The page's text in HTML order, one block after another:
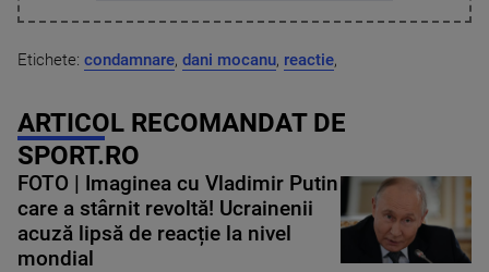
Etichete: condamnare, dani mocanu, reactie,
ARTICOL RECOMANDAT DE
SPORT.RO
FOTO | Imaginea cu Vladimir Putin
care a stârnit revoltă! Ucrainenii
acuză lipsă de reacție la nivel
mondial